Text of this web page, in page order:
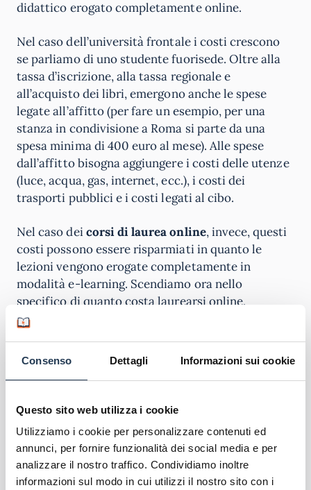
Consenso Dettagli Informazioni sui cookie
Questo sito web utilizza i cookie
Utilizziamo i cookie per personalizzare contenuti ed
annunci, per fornire funzionalità dei social media e per
analizzare il nostro traffico. Condividiamo inoltre
informazioni sul modo in cui utilizzi il nostro sito con i
didattico erogato completamente online.
Nel caso dell’università frontale i costi crescono
se parliamo di uno studente fuorisede. Oltre alla
tassa d’iscrizione, alla tassa regionale e
all’acquisto dei libri, emergono anche le spese
legate all’affitto (per fare un esempio, per una
stanza in condivisione a Roma si parte da una
spesa minima di 400 euro al mese). Alle spese
dall’affitto bisogna aggiungere i costi delle utenze
(luce, acqua, gas, internet, ecc.), i costi dei
trasporti pubblici e i costi legati al cibo.
Nel caso deicorsi di laurea online, invece, questi
costi possono essere risparmiati in quanto le
lezioni vengono erogate completamente in
modalità e-learning. Scendiamo ora nello
specifico di quanto costa laurearsi online,
cercando di capire i costi della laurea triennale e
Inoltre, non va scordato che così come per gli
spese universitarie possono essere detratte al
leggere la nostraGuida sulla Detrazione delle
Spese Universitarie.